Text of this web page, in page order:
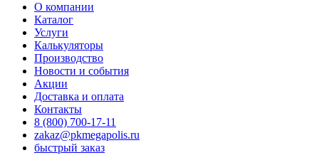
О компании
Каталог
Услуги
Калькуляторы
Производство
Новости и события
Акции
Доставка и оплата
Контакты
8 (800) 700-17-11
zakaz@pkmegapolis.ru
быстрый заказ